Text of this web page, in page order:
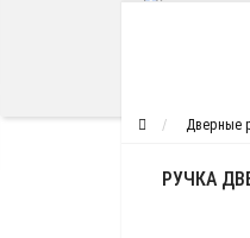
Дверные
РУЧКА